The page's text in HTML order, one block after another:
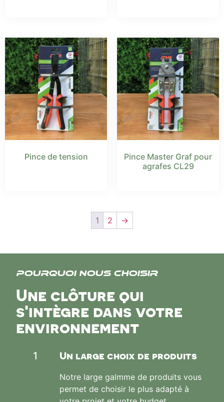
Pince de tension
Pince Master Graf pour
agrafes CL29
1 2 →
Pourquoi nous choisir
Une clôture qui
s'intègre dans votre
environnement
1 Un large choix de produits
Notre large galmme de produits vous
permet de choisir le plus adapté à